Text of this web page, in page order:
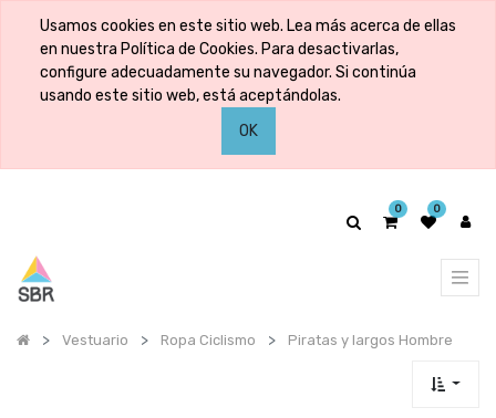
Usamos cookies en este sitio web. Lea más acerca de ellas
en nuestra Política de Cookies. Para desactivarlas,
configure adecuadamente su navegador. Si continúa
usando este sitio web, está aceptándolas.
OK
0 0
Vestuario Ropa Ciclismo Piratas y largos Hombre
Mostrar
categorías